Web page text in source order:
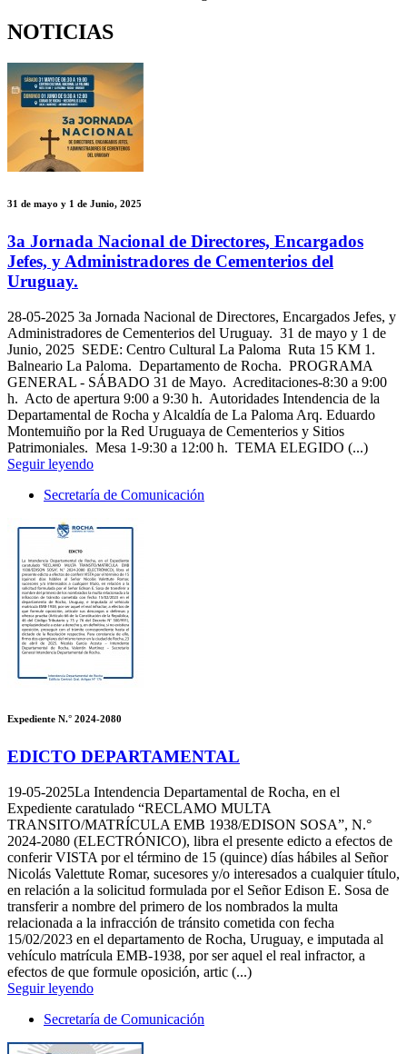
NOTICIAS
31 de mayo y 1 de Junio, 2025
3a Jornada Nacional de Directores, Encargados
Jefes, y Administradores de Cementerios del
Uruguay.
28-05-2025 3a Jornada Nacional de Directores, Encargados Jefes, y
Administradores de Cementerios del Uruguay. 31 de mayo y 1 de
Junio, 2025 SEDE: Centro Cultural La Paloma Ruta 15 KM 1.
Balneario La Paloma. Departamento de Rocha. PROGRAMA
GENERAL - SÁBADO 31 de Mayo. Acreditaciones-8:30 a 9:00
h. Acto de apertura 9:00 a 9:30 h. Autoridades Intendencia de la
Departamental de Rocha y Alcaldía de La Paloma Arq. Eduardo
Montemuiño por la Red Uruguaya de Cementerios y Sitios
Patrimoniales. Mesa 1-9:30 a 12:00 h. TEMA ELEGIDO (...)
Seguir leyendo
Secretaría de Comunicación
Expediente N.° 2024-2080
EDICTO DEPARTAMENTAL
19-05-2025La Intendencia Departamental de Rocha, en el
Expediente caratulado “RECLAMO MULTA
TRANSITO/MATRÍCULA EMB 1938/EDISON SOSA”, N.°
2024-2080 (ELECTRÓNICO), libra el presente edicto a efectos de
conferir VISTA por el término de 15 (quince) días hábiles al Señor
Nicolás Valettute Romar, sucesores y/o interesados a cualquier título,
en relación a la solicitud formulada por el Señor Edison E. Sosa de
transferir a nombre del primero de los nombrados la multa
relacionada a la infracción de tránsito cometida con fecha
15/02/2023 en el departamento de Rocha, Uruguay, e imputada al
vehículo matrícula EMB-1938, por ser aquel el real infractor, a
efectos de que formule oposición, artic (...)
Seguir leyendo
Secretaría de Comunicación